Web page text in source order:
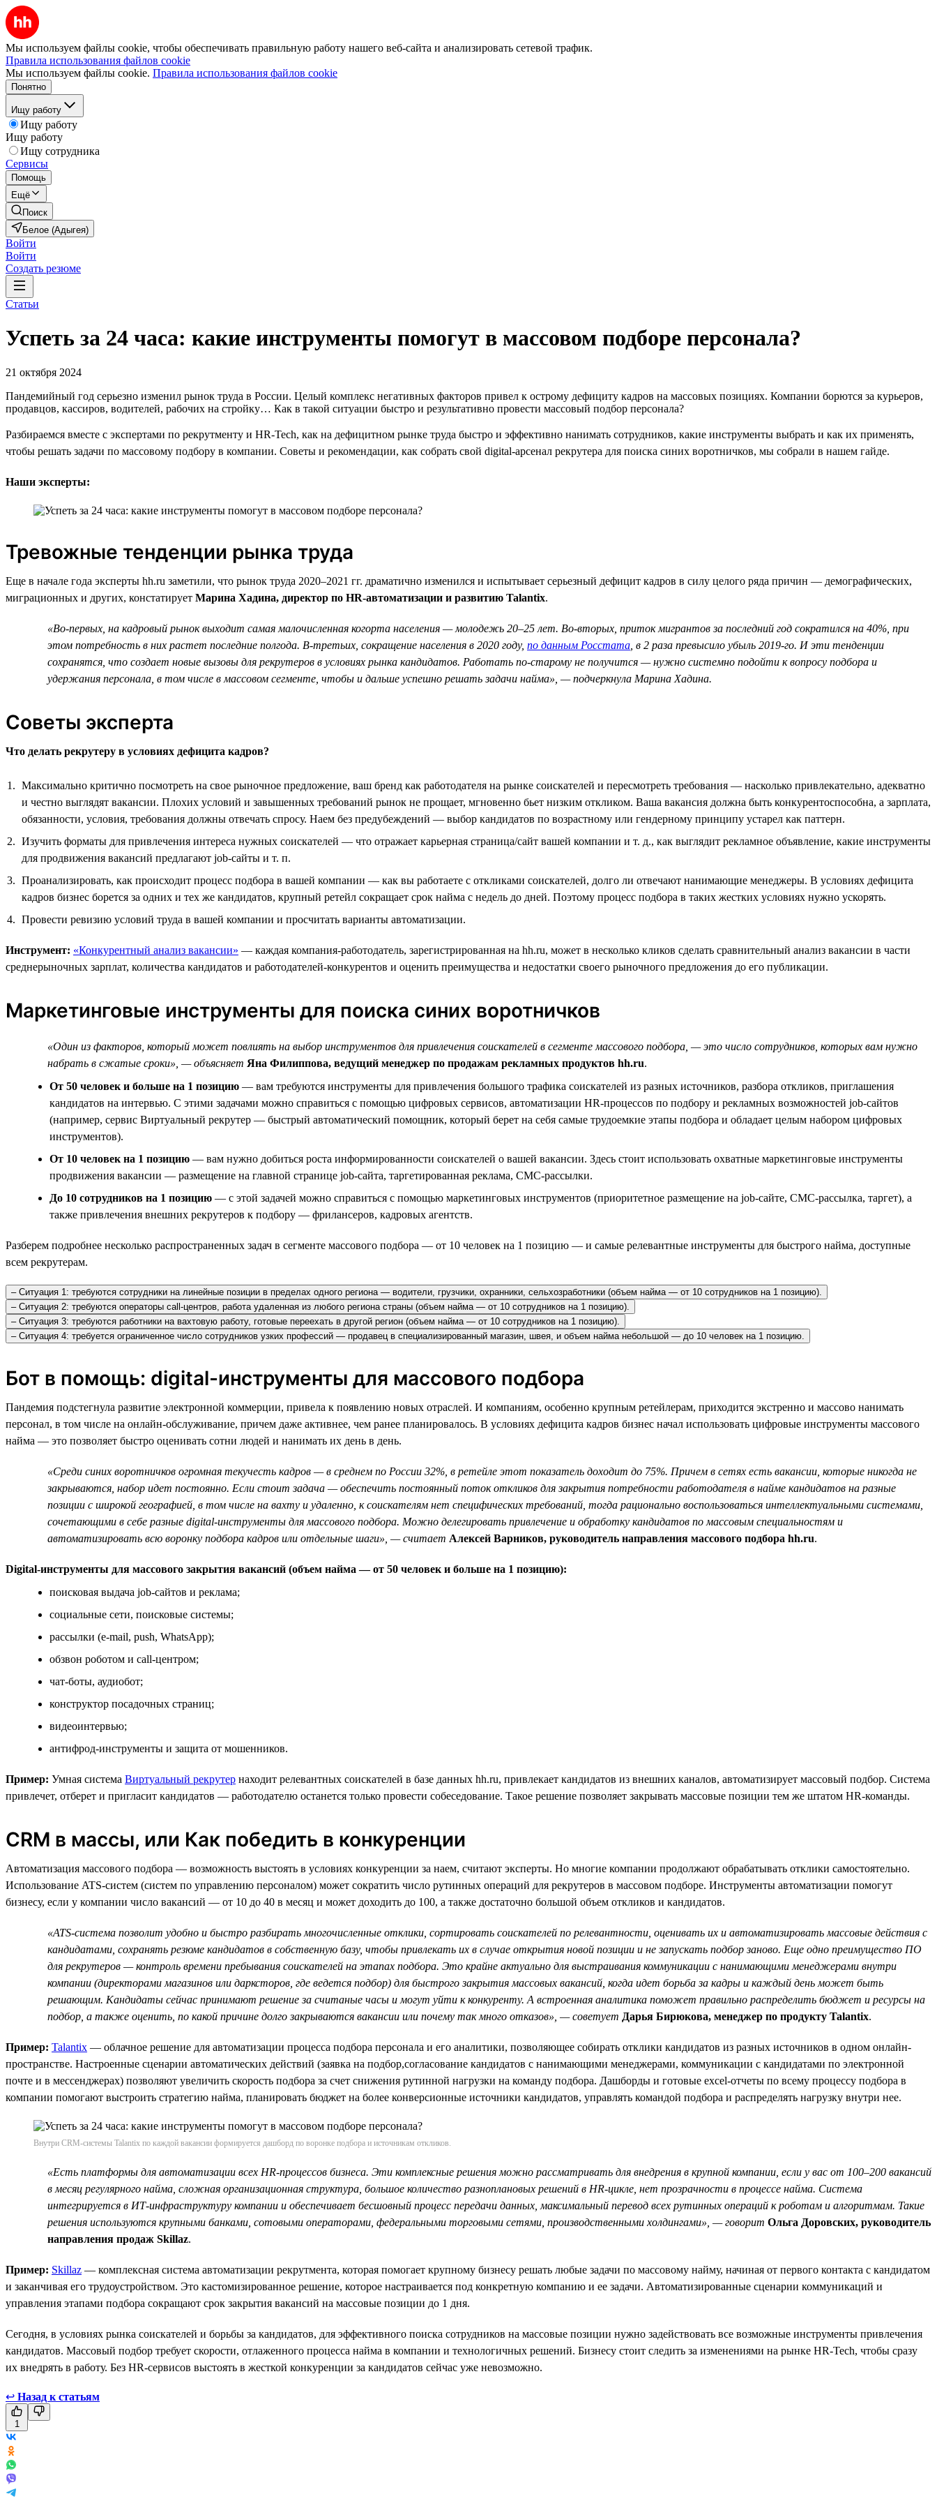
Мы используем файлы cookie, чтобы обеспечивать правильную работу нашего веб-сайта и анализировать сетевой трафик.
Правила использования файлов cookie
Мы используем файлы cookie. Правила использования файлов cookie
Понятно
Ищу работу
Ищу работу
Ищу работу
Ищу сотрудника
Сервисы
Помощь
Ещё
Поиск
Белое (Адыгея)
Войти
Войти
Создать резюме
Статьи
Успеть за 24 часа: какие инструменты помогут в массовом подборе персонала?
21 октября 2024
Пандемийный год серьезно изменил рынок труда в России. Целый комплекс негативных факторов привел к острому дефициту кадров на массовых позициях. Компании борются за курьеров,
продавцов, кассиров, водителей, рабочих на стройку… Как в такой ситуации быстро и результативно провести массовый подбор персонала?
Разбираемся вместе с экспертами по рекрутменту и HR-Tech, как на дефицитном рынке труда быстро и эффективно нанимать сотрудников, какие инструменты выбрать и как их применять,
чтобы решать задачи по массовому подбору в компании. Советы и рекомендации, как собрать свой digital-арсенал рекрутера для поиска синих воротничков, мы собрали в нашем гайде.
Наши эксперты:
Тревожные тенденции рынка труда
Еще в начале года эксперты hh.ru заметили, что рынок труда 2020–2021 гг. драматично изменился и испытывает серьезный дефицит кадров в силу целого ряда причин — демографических,
миграционных и других, констатирует Марина Хадина, директор по HR-автоматизации и развитию Talantix.
«Во-первых, на кадровый рынок выходит самая малочисленная когорта населения — молодежь 20–25 лет. Во-вторых, приток мигрантов за последний год сократился на 40%, при
этом потребность в них растет последние полгода. В-третьих, сокращение населения в 2020 году, по данным Росстата , в 2 раза превысило убыль 2019-го. И эти тенденции
сохранятся, что создает новые вызовы для рекрутеров в условиях рынка кандидатов. Работать по-старому не получится — нужно системно подойти к вопросу подбора и
удержания персонала, в том числе в массовом сегменте, чтобы и дальше успешно решать задачи найма», — подчеркнула Марина Хадина.
Советы эксперта
Что делать рекрутеру в условиях дефицита кадров?
Максимально критично посмотреть на свое рыночное предложение, ваш бренд как работодателя на рынке соискателей и пересмотреть требования — насколько привлекательно, адекватно
и честно выглядят вакансии. Плохих условий и завышенных требований рынок не прощает, мгновенно бьет низким откликом. Ваша вакансия должна быть конкурентоспособна, а зарплата,
обязанности, условия, требования должны отвечать спросу. Наем без предубеждений — выбор кандидатов по возрастному или гендерному принципу устарел как паттерн.
Изучить форматы для привлечения интереса нужных соискателей — что отражает карьерная страница/сайт вашей компании и т. д., как выглядит рекламное объявление, какие инструменты
для продвижения вакансий предлагают job-сайты и т. п.
Проанализировать, как происходит процесс подбора в вашей компании — как вы работаете с откликами соискателей, долго ли отвечают нанимающие менеджеры. В условиях дефицита
кадров бизнес борется за одних и тех же кандидатов, крупный ретейл сокращает срок найма с недель до дней. Поэтому процесс подбора в таких жестких условиях нужно ускорять.
Провести ревизию условий труда в вашей компании и просчитать варианты автоматизации.
Инструмент: «Конкурентный анализ вакансии» — каждая компания-работодатель, зарегистрированная на hh.ru, может в несколько кликов сделать сравнительный анализ вакансии в части
среднерыночных зарплат, количества кандидатов и работодателей-конкурентов и оценить преимущества и недостатки своего рыночного предложения до его публикации.
Маркетинговые инструменты для поиска синих воротничков
«Один из факторов, который может повлиять на выбор инструментов для привлечения соискателей в сегменте массового подбора, — это число сотрудников, которых вам нужно
набрать в сжатые сроки», — объясняет Яна Филиппова, ведущий менеджер по продажам рекламных продуктов hh.ru.
От 50 человек и больше на 1 позицию — вам требуются инструменты для привлечения большого трафика соискателей из разных источников, разбора откликов, приглашения
кандидатов на интервью. С этими задачами можно справиться с помощью цифровых сервисов, автоматизации HR-процессов по подбору и рекламных возможностей job-сайтов
(например, сервис Виртуальный рекрутер — быстрый автоматический помощник, который берет на себя самые трудоемкие этапы подбора и обладает целым набором цифровых
инструментов).
От 10 человек на 1 позицию — вам нужно добиться роста информированности соискателей о вашей вакансии. Здесь стоит использовать охватные маркетинговые инструменты
продвижения вакансии — размещение на главной странице job-сайта, таргетированная реклама, СМС-рассылки.
До 10 сотрудников на 1 позицию — с этой задачей можно справиться с помощью маркетинговых инструментов (приоритетное размещение на job-сайте, СМС-рассылка, таргет), а
также привлечения внешних рекрутеров к подбору — фрилансеров, кадровых агентств.
Разберем подробнее несколько распространенных задач в сегменте массового подбора — от 10 человек на 1 позицию — и самые релевантные инструменты для быстрого найма, доступные
всем рекрутерам.
– Ситуация 1: требуются сотрудники на линейные позиции в пределах одного региона — водители, грузчики, охранники, сельхозработники (объем найма — от 10 сотрудников на 1 позицию).
– Ситуация 2: требуются операторы call-центров, работа удаленная из любого региона страны (объем найма — от 10 сотрудников на 1 позицию).
– Ситуация 3: требуются работники на вахтовую работу, готовые переехать в другой регион (объем найма — от 10 сотрудников на 1 позицию).
– Ситуация 4: требуется ограниченное число сотрудников узких профессий — продавец в специализированный магазин, швея, и объем найма небольшой — до 10 человек на 1 позицию.
Бот в помощь: digital-инструменты для массового подбора
Пандемия подстегнула развитие электронной коммерции, привела к появлению новых отраслей. И компаниям, особенно крупным ретейлерам, приходится экстренно и массово нанимать
персонал, в том числе на онлайн-обслуживание, причем даже активнее, чем ранее планировалось. В условиях дефицита кадров бизнес начал использовать цифровые инструменты массового
найма — это позволяет быстро оценивать сотни людей и нанимать их день в день.
«Среди синих воротничков огромная текучесть кадров — в среднем по России 32%, в ретейле этот показатель доходит до 75%. Причем в сетях есть вакансии, которые никогда не
закрываются, набор идет постоянно. Если стоит задача — обеспечить постоянный поток откликов для закрытия потребности работодателя в найме кандидатов на разные
позиции с широкой географией, в том числе на вахту и удаленно, к соискателям нет специфических требований, тогда рационально воспользоваться интеллектуальными системами,
сочетающими в себе разные digital-инструменты для массового подбора. Можно делегировать привлечение и обработку кандидатов по массовым специальностям и
автоматизировать всю воронку подбора кадров или отдельные шаги», — считает Алексей Варников, руководитель направления массового подбора hh.ru.
Digital-инструменты для массового закрытия вакансий (объем найма — от 50 человек и больше на 1 позицию):
поисковая выдача job-сайтов и реклама;
социальные сети, поисковые системы;
рассылки (e-mail, push, WhatsApp);
обзвон роботом и call-центром;
чат-боты, аудиобот;
конструктор посадочных страниц;
видеоинтервью;
антифрод-инструменты и защита от мошенников.
Пример: Умная система Виртуальный рекрутер находит релевантных соискателей в базе данных hh.ru, привлекает кандидатов из внешних каналов, автоматизирует массовый подбор. Система
привлечет, отберет и пригласит кандидатов — работодателю останется только провести собеседование. Такое решение позволяет закрывать массовые позиции тем же штатом HR-команды.
CRM в массы, или Как победить в конкуренции
Автоматизация массового подбора — возможность выстоять в условиях конкуренции за наем, считают эксперты. Но многие компании продолжают обрабатывать отклики самостоятельно.
Использование ATS-систем (систем по управлению персоналом) может сократить число рутинных операций для рекрутеров в массовом подборе. Инструменты автоматизации помогут
бизнесу, если у компании число вакансий — от 10 до 40 в месяц и может доходить до 100, а также достаточно большой объем откликов и кандидатов.
«ATS-система позволит удобно и быстро разбирать многочисленные отклики, сортировать соискателей по релевантности, оценивать их и автоматизировать массовые действия с
кандидатами, сохранять резюме кандидатов в собственную базу, чтобы привлекать их в случае открытия новой позиции и не запускать подбор заново. Еще одно преимущество ПО
для рекрутеров — контроль времени пребывания соискателей на этапах подбора. Это крайне актуально для выстраивания коммуникации с нанимающими менеджерами внутри
компании (директорами магазинов или дарксторов, где ведется подбор) для быстрого закрытия массовых вакансий, когда идет борьба за кадры и каждый день может быть
решающим. Кандидаты сейчас принимают решение за считаные часы и могут уйти к конкуренту. А встроенная аналитика поможет правильно распределить бюджет и ресурсы на
подбор, а также оценить, по какой причине долго закрываются вакансии или почему так много отказов», — советует Дарья Бирюкова, менеджер по продукту Talantix.
Пример: Talantix — облачное решение для автоматизации процесса подбора персонала и его аналитики, позволяющее собирать отклики кандидатов из разных источников в одном онлайн-
пространстве. Настроенные сценарии автоматических действий (заявка на подбор,согласование кандидатов с нанимающими менеджерами, коммуникации с кандидатами по электронной
почте и в мессенджерах) позволяют увеличить скорость подбора за счет снижения рутинной нагрузки на команду подбора. Дашборды и готовые excel-отчеты по всему процессу подбора в
компании помогают выстроить стратегию найма, планировать бюджет на более конверсионные источники кандидатов, управлять командой подбора и распределять нагрузку внутри нее.
Внутри CRM-системы Talantix по каждой вакансии формируется дашборд по воронке подбора и источникам откликов.
«Есть платформы для автоматизации всех HR-процессов бизнеса. Эти комплексные решения можно рассматривать для внедрения в крупной компании, если у вас от 100–200 вакансий
в месяц регулярного найма, сложная организационная структура, большое количество разноплановых решений в HR-цикле, нет прозрачности в процессе найма. Система
интегрируется в ИТ-инфраструктуру компании и обеспечивает бесшовный процесс передачи данных, максимальный перевод всех рутинных операций к роботам и алгоритмам. Такие
решения используются крупными банками, сотовыми операторами, федеральными торговыми сетями, производственными холдингами», — говорит Ольга Доровских, руководитель
направления продаж Skillaz.
Пример: Skillaz — комплексная система автоматизации рекрутмента, которая помогает крупному бизнесу решать любые задачи по массовому найму, начиная от первого контакта с кандидатом
и заканчивая его трудоустройством. Это кастомизированное решение, которое настраивается под конкретную компанию и ее задачи. Автоматизированные сценарии коммуникаций и
управления этапами подбора сокращают срок закрытия вакансий на массовые позиции до 1 дня.
Сегодня, в условиях рынка соискателей и борьбы за кандидатов, для эффективного поиска сотрудников на массовые позиции нужно задействовать все возможные инструменты привлечения
кандидатов. Массовый подбор требует скорости, отлаженного процесса найма в компании и технологичных решений. Бизнесу стоит следить за изменениями на рынке HR-Tech, чтобы сразу
их внедрять в работу. Без HR-сервисов выстоять в жесткой конкуренции за кандидатов сейчас уже невозможно.
↩ Назад к статьям
1